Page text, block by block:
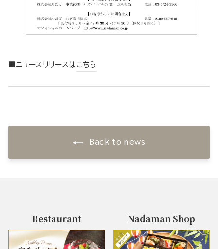
■ニュースリリースは こちら
Back to news
Restaurant Nadaman Shop